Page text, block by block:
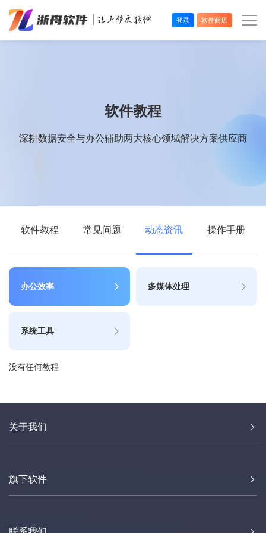
登录 软件商店
软件教程
深耕数据安全与办公辅助两大核心领域解决方案供应商
软件教程 常见问题 动态资讯 操作手册
办公效率 多媒体处理
系统工具
没有任何教程
关于我们
旗下软件